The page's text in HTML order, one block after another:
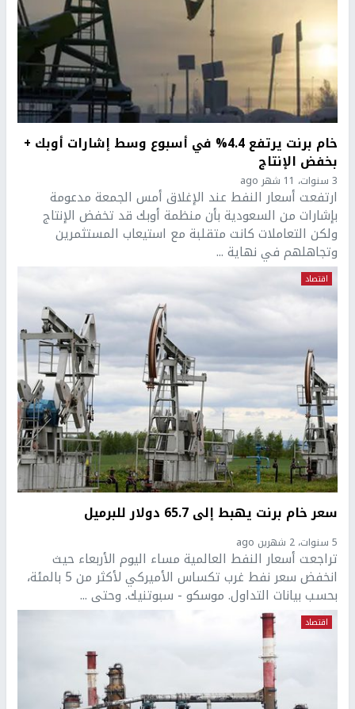
خام برنت يرتفع 4.4% في أسبوع وسط إشارات أوبك +
بخفض الإنتاج
3 سنوات، 11 شهر ago
ارتفعت أسعار النفط عند الإغلاق أمس الجمعة مدعومة
بإشارات من السعودية بأن منظمة أوبك قد تخفض الإنتاج
ولكن التعاملات كانت متقلبة مع استيعاب المستثمرين
وتجاهلهم في نهاية ...
اقتصاد
سعر خام برنت يهبط إلى 65.7 دولار للبرميل
5 سنوات، 2 شهرين ago
تراجعت أسعار النفط العالمية مساء اليوم الأربعاء حيث
انخفض سعر نفط غرب تكساس الأميركي لأكثر من 5 بالمئة،
بحسب بيانات التداول. موسكو - سبوتنيك. وحتى ...
اقتصاد